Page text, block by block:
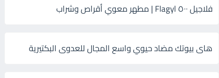
فلاجيل ٥٠٠ Flagyl | مطهر معوي أقراص وشراب
هاى بيوتك مضاد حيوي واسع المجال للعدوى البكتيرية